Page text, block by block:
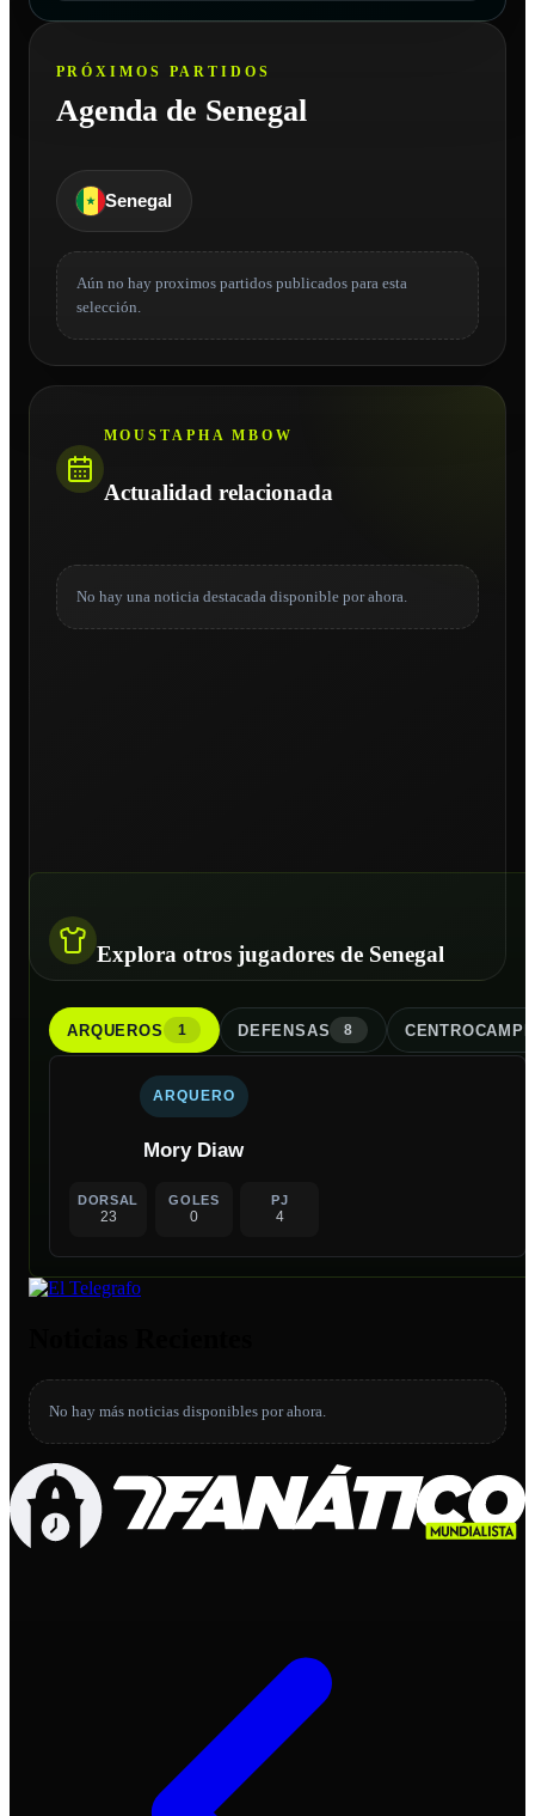
PRÓXIMOS PARTIDOS
Agenda de Senegal
Senegal
Aún no hay proximos partidos publicados para esta
selección.
MOUSTAPHA MBOW
Actualidad relacionada
No hay una noticia destacada disponible por ahora.
Explora otros jugadores de Senegal
ARQUEROS 1 DEFENSAS 8
ARQUERO
Mory Diaw
DORSAL
23
GOLES
0
PJ
4
No hay más noticias disponibles por ahora.